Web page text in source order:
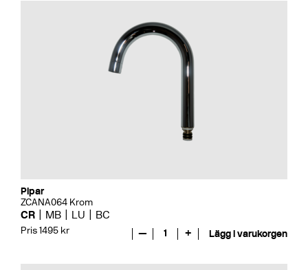
Pipar
ZCANA064 Krom
CR MB LU BC
Pris 1495 kr — 1 + Lägg i varukorgen